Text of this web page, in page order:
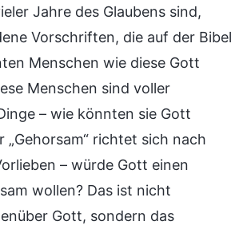
Jahre des Glaubens sind,
Vorschriften, die auf der Bibel
Menschen wie diese Gott
Menschen sind voller
– wie könnten sie Gott
„Gehorsam“ richtet sich nach
– würde Gott einen
wollen? Das ist nicht
Gott, sondern das